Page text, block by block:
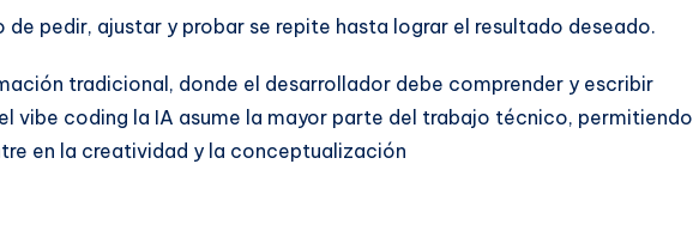
de pedir, ajustar y probar se repite hasta lograr el resultado deseado.
tradicional, donde el desarrollador debe comprender y escribir
vibe coding la IA asume la mayor parte del trabajo técnico, permitiendo
en la creatividad y la conceptualización